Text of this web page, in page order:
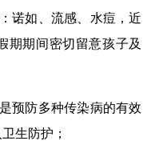
诺如、流感、水痘，近
期期间密切留意孩子及
预防多种传染病的有效
生防护；